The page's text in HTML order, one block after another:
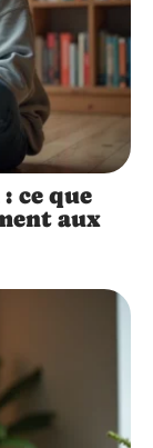
ce que
aux